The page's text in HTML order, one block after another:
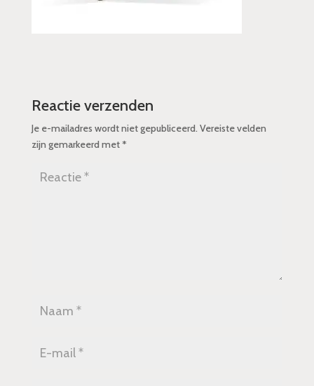
Reactie verzenden
Je e-mailadres wordt niet gepubliceerd. Vereiste velden
zijn gemarkeerd met*